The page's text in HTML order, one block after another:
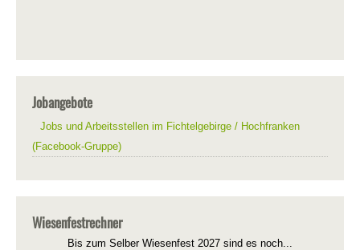
Jobangebote
Jobs und Arbeitsstellen im Fichtelgebirge / Hochfranken
(Facebook-Gruppe)
Wiesenfestrechner
Bis zum Selber Wiesenfest 2027 sind es noch...